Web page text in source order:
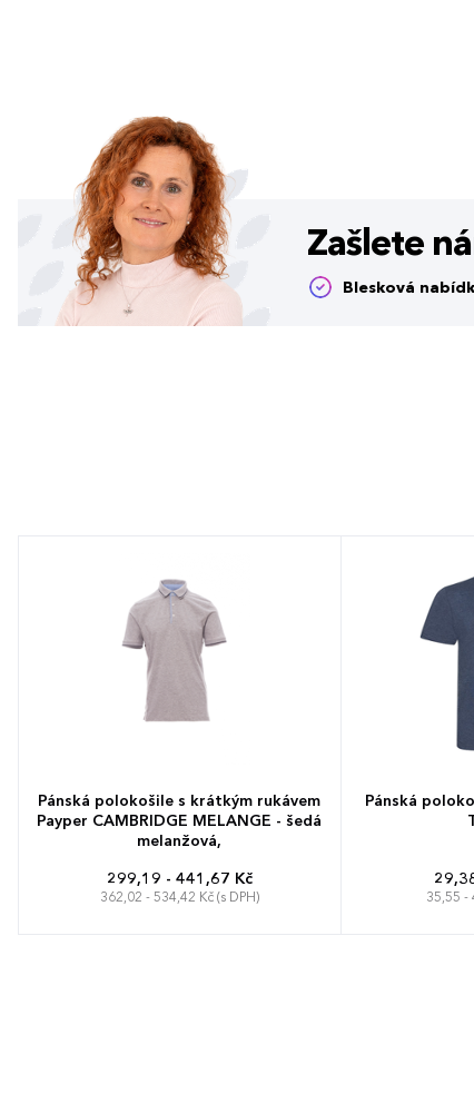
Zašlete
Blesková
Pánská polokošile s krátkým rukávem
Payper CAMBRIDGE MELANGE - šedá
melanžová,
299,19 - 441,67 Kč
362,02 - 534,42 Kč (s DPH)
Pánská
35,55 -